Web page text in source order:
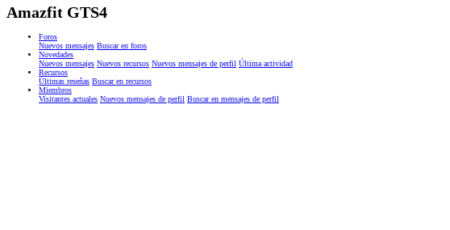
Amazfit GTS4
Foros
Nuevos mensajes Buscar en foros
Novedades
Nuevos mensajes Nuevos recursos Nuevos mensajes de perfil Última actividad
Recursos
Últimas reseñas Buscar en recursos
Miembros
Visitantes actuales Nuevos mensajes de perfil Buscar en mensajes de perfil